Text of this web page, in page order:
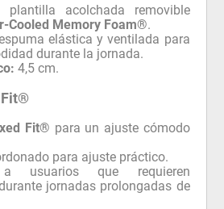
plantilla acolchada removible
Cooled Memory Foam®.
elástica y ventilada para
durante la jornada.
4,5 cm.
Fit®
Fit® para un ajuste cómodo
para ajuste práctico.
a usuarios que requieren
jornadas prolongadas de